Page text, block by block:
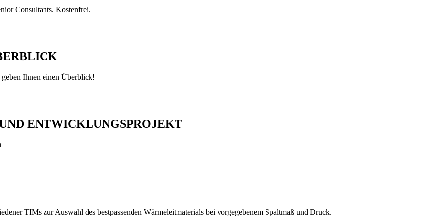
Consultants. Kostenfrei.
geben Ihnen einen Überblick!
ENTWICKLUNGS­PROJEKT
TIMs zur Auswahl des bestpassenden Wärmeleitmaterials bei vorgegebenem Spaltmaß und Druck.